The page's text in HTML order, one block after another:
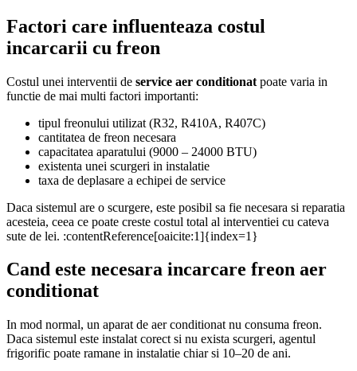
Factori care influenteaza costul
incarcarii cu freon
Costul unei interventii de service aer conditionat poate varia in
functie de mai multi factori importanti:
tipul freonului utilizat (R32, R410A, R407C)
cantitatea de freon necesara
capacitatea aparatului (9000 – 24000 BTU)
existenta unei scurgeri in instalatie
taxa de deplasare a echipei de service
Daca sistemul are o scurgere, este posibil sa fie necesara si reparatia
acesteia, ceea ce poate creste costul total al interventiei cu cateva
sute de lei. :contentReference[oaicite:1]{index=1}
Cand este necesara incarcare freon aer
conditionat
In mod normal, un aparat de aer conditionat nu consuma freon.
Daca sistemul este instalat corect si nu exista scurgeri, agentul
frigorific poate ramane in instalatie chiar si 10–20 de ani.